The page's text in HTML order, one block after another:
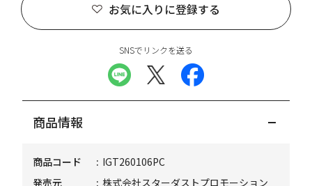
お気に入りに登録する
SNSでリンクを送る
商品情報
商品コード
IGT260106PC
発売元
株式会社スターダストプロモーション